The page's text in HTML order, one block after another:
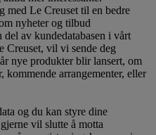
med Le Creuset til en bedre
nyheter og tilbud
av kundedatabasen i vårt
Creuset, vil vi sende deg
nye produkter blir lansert, om
arrangementer, eller
og du kan styre dine
vil slutte å motta